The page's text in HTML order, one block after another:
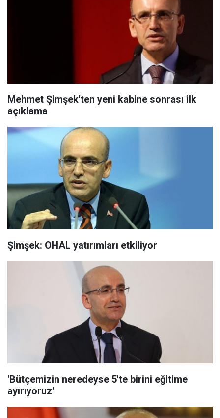
Mehmet Şimşek'ten yeni kabine sonrası ilk
açıklama
Şimşek: OHAL yatırımları etkiliyor
'Bütçemizin neredeyse 5'te birini eğitime
ayırıyoruz'